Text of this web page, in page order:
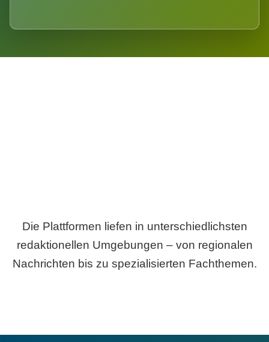
Die Plattformen liefen in unterschiedlichsten
redaktionellen Umgebungen – von regionalen
Nachrichten bis zu spezialisierten Fachthemen.